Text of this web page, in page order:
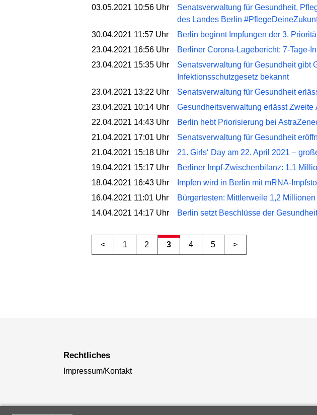
03.05.2021 10:56 Uhr
Senatsverwaltung für Gesundheit,
des Landes Berlin
30.04.2021 11:57 Uhr
Berlin beginnt Impfungen der 3.
23.04.2021 16:56 Uhr
Berliner Corona-Lagebericht: 7-Tage-
23.04.2021 15:35 Uhr
Senatsverwaltung für Gesundheit gibt
Infektionsschutzgesetz bekannt
23.04.2021 13:22 Uhr
Senatsverwaltung für Gesundheit
23.04.2021 10:14 Uhr
Gesundheitsverwaltung erlässt
22.04.2021 14:43 Uhr
Berlin hebt Priorisierung bei
21.04.2021 17:01 Uhr
Senatsverwaltung für Gesundheit
21.04.2021 15:18 Uhr
21. Girls‘ Day am 22. April 2021 –
19.04.2021 15:17 Uhr
Berliner Impf-Zwischenbilanz: 1,1
18.04.2021 16:43 Uhr
Impfen wird in Berlin mit mRNA-
16.04.2021 11:01 Uhr
Bürgertesten: Mittlerweile 1,2
14.04.2021 14:17 Uhr
Berlin setzt Beschlüsse der
< 1 2 3 4 5 >
Rechtliches
Impressum/Kontakt